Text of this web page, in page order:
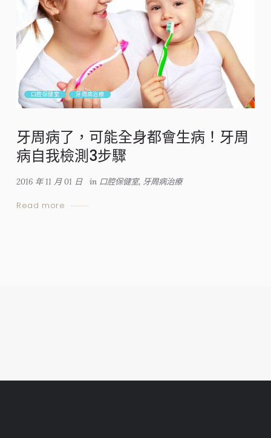
口腔保健室 牙周病治療
牙周病了，可能全身都會生病！牙周
病自我檢測3步驟
2016 年 11 月 01 日 in 口腔保健室, 牙周病治療
Read more